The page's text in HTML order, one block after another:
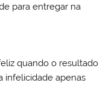
para entregar na
quando o resultado
infelicidade apenas